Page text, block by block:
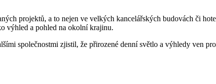
projektů, a to nejen ve velkých kancelářských budovách či
výhled a pohled na okolní krajinu.
společnostmi zjistil, že přirozené denní světlo a výhledy ven